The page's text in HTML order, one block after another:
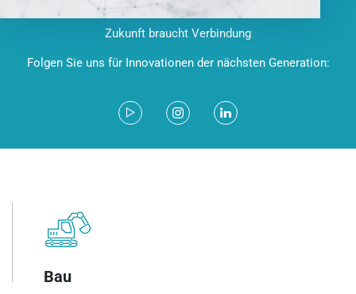
Zukunft braucht Verbindung
Folgen Sie uns für Innovationen der nächsten Generation:
Bau